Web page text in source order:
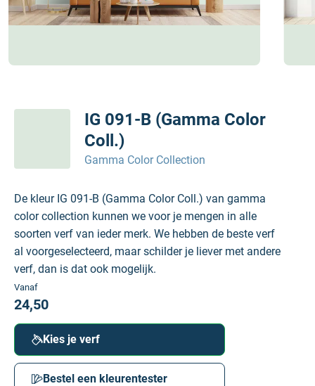
IG 091-B (Gamma Color
Coll.)
Gamma Color Collection
De kleur IG 091-B (Gamma Color Coll.) van gamma
color collection kunnen we voor je mengen in alle
soorten verf van ieder merk. We hebben de beste verf
al voorgeselecteerd, maar schilder je liever met andere
verf, dan is dat ook mogelijk.
Vanaf
24,50
Kies je verf
Bestel een kleurentester